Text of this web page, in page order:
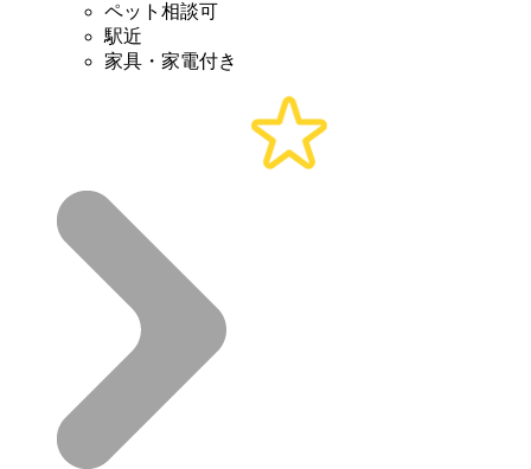
ペット相談可
駅近
家具・家電付き